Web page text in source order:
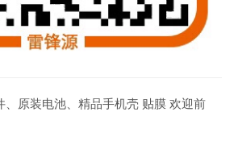
、原装电池、精品手机壳 贴膜 欢迎前